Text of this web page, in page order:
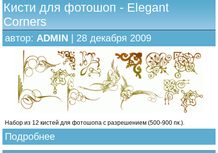
Кисти для фотошоп - Elegant
Corners
автор: ADMIN | 28 декабря 2009
Набор из 12 кистей для фотошопа с разрешением (500-900 пк.).
Подробнее